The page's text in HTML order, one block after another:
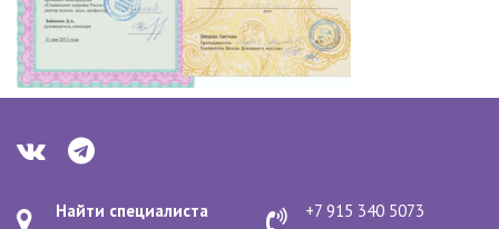
+7 915 340 5073
Найти специалиста